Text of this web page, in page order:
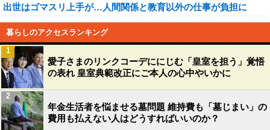
出世はゴマスリ上手が…人間関係と教育以外の仕事が負担に
暮らしのアクセスランキング
愛子さまのリンクコーデににじむ「皇室を担う」覚悟
の表れ 皇室典範改正にご本人の心中やいかに
1
年金生活者を悩ませる墓問題 維持費も「墓じまい」の
費用も払えない人はどうすればいいのか？
2